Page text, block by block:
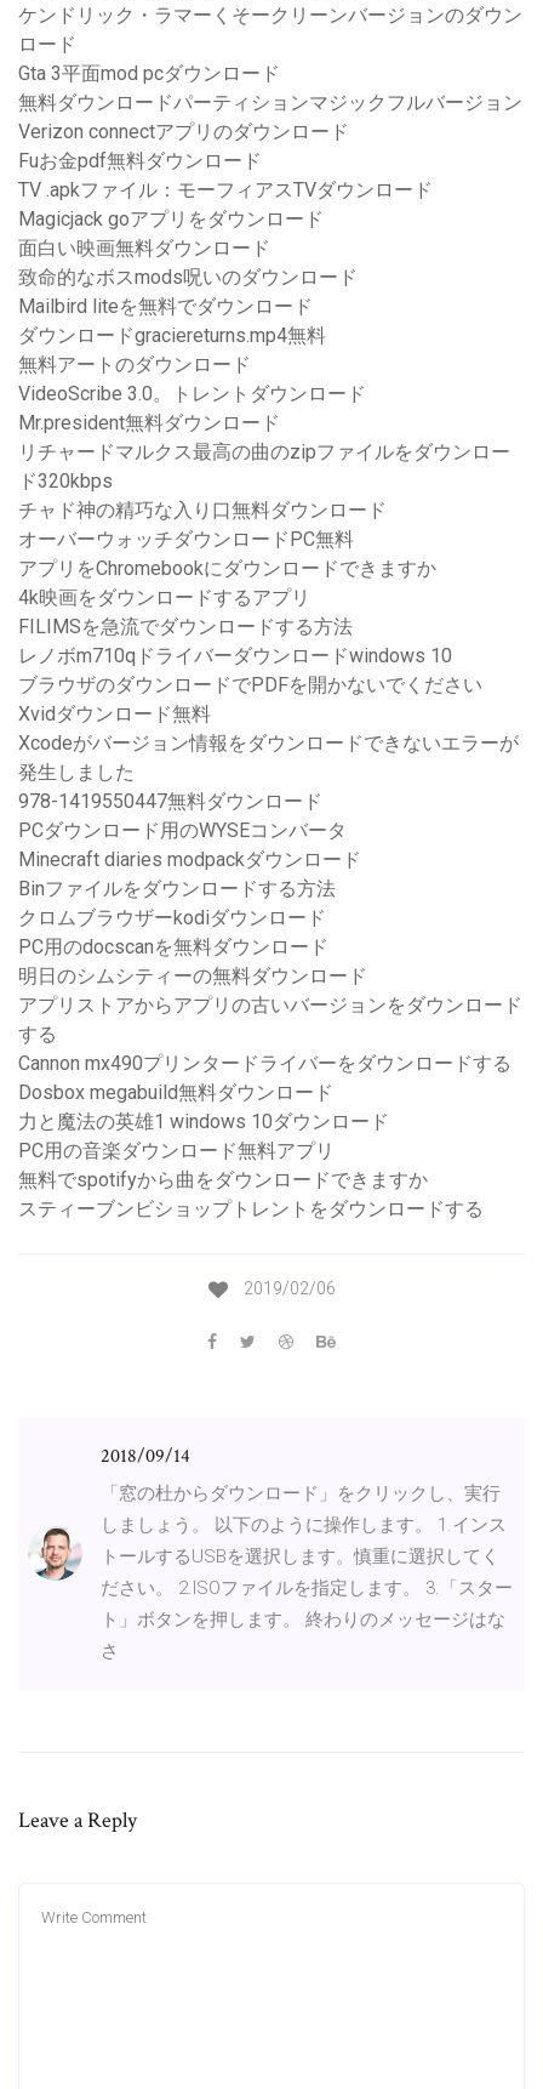
ケンドリック・ラマーくそークリーンバージョンのダウン
ロード
Gta 3平面mod pcダウンロード
無料ダウンロードパーティションマジックフルバージョン
Verizon connectアプリのダウンロード
Fuお金pdf無料ダウンロード
TV .apkファイル：モーフィアスTVダウンロード
Magicjack goアプリをダウンロード
面白い映画無料ダウンロード
致命的なボスmods呪いのダウンロード
Mailbird liteを無料でダウンロード
ダウンロードgraciereturns.mp4無料
無料アートのダウンロード
VideoScribe 3.0。トレントダウンロード
Mr.president無料ダウンロード
リチャードマルクス最高の曲のzipファイルをダウンロー
ド320kbps
チャド神の精巧な入り口無料ダウンロード
オーバーウォッチダウンロードPC無料
アプリをChromebookにダウンロードできますか
4k映画をダウンロードするアプリ
FILIMSを急流でダウンロードする方法
レノボm710qドライバーダウンロードwindows 10
ブラウザのダウンロードでPDFを開かないでください
Xvidダウンロード無料
Xcodeがバージョン情報をダウンロードできないエラーが
発生しました
978-1419550447無料ダウンロード
PCダウンロード用のWYSEコンバータ
Minecraft diaries modpackダウンロード
Binファイルをダウンロードする方法
クロムブラウザーkodiダウンロード
PC用のdocscanを無料ダウンロード
明日のシムシティーの無料ダウンロード
アプリストアからアプリの古いバージョンをダウンロード
する
Cannon mx490プリンタードライバーをダウンロードする
Dosbox megabuild無料ダウンロード
力と魔法の英雄1 windows 10ダウンロード
PC用の音楽ダウンロード無料アプリ
無料でspotifyから曲をダウンロードできますか
スティーブンビショップトレントをダウンロードする
2019/02/06
2018/09/14
「窓の杜からダウンロード」をクリックし、実行
しましょう。 以下のように操作します。 1.インス
トールするUSBを選択します。慎重に選択してく
ださい。 2.ISOファイルを指定します。 3.「スター
ト」ボタンを押します。 終わりのメッセージはな
さ
Leave a Reply